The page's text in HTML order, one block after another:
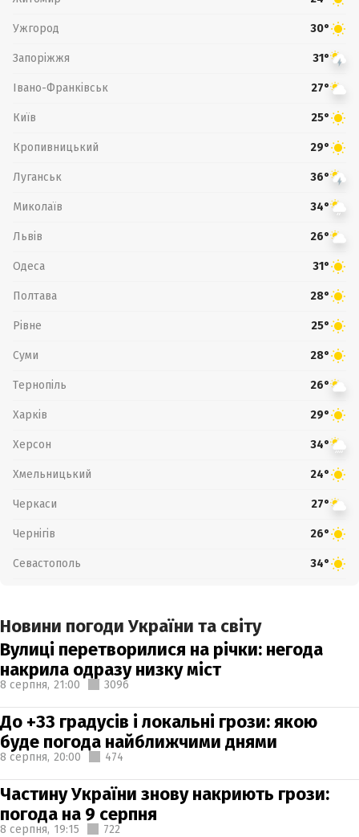
Ужгород 30°
Запоріжжя 31°
Івано-Франківськ 27°
Київ 25°
Кропивницький 29°
Луганськ 36°
Миколаїв 34°
Львів 26°
Одеса 31°
Полтава 28°
Рівне 25°
Суми 28°
Тернопіль 26°
Харків 29°
Херсон 34°
Хмельницький 24°
Черкаси 27°
Чернігів 26°
Севастополь 34°
Новини погоди України та світу
Вулиці перетворилися на річки: негода
накрила одразу низку міст
8 серпня, 21:00 3096
До +33 градусів і локальні грози: якою
буде погода найближчими днями
8 серпня, 20:00 474
Частину України знову накриють грози:
погода на 9 серпня
8 серпня, 19:15 722